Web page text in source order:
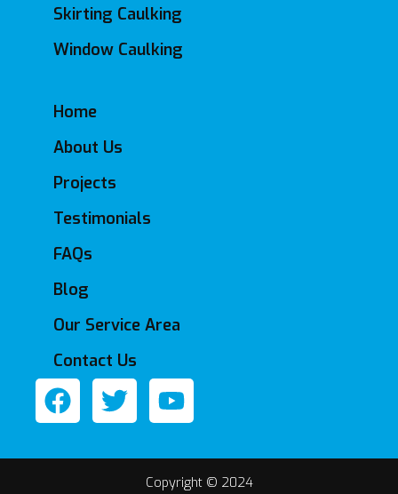
Skirting Caulking
Window Caulking
Home
About Us
Projects
Testimonials
FAQs
Blog
Our Service Area
Contact Us
F
a
T
w
Y
o
t
Copyright © 2024